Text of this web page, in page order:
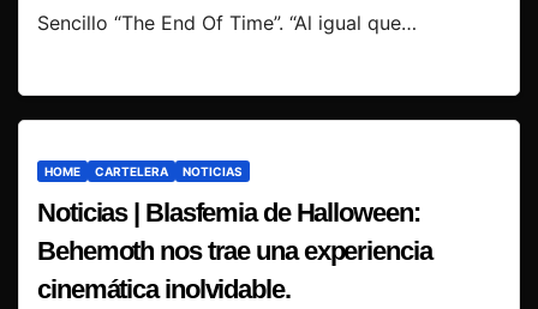
Sencillo “The End Of Time”. “Al igual que…
HOME CARTELERA NOTICIAS
Noticias | Blasfemia de Halloween:
Behemoth nos trae una experiencia
cinemática inolvidable.